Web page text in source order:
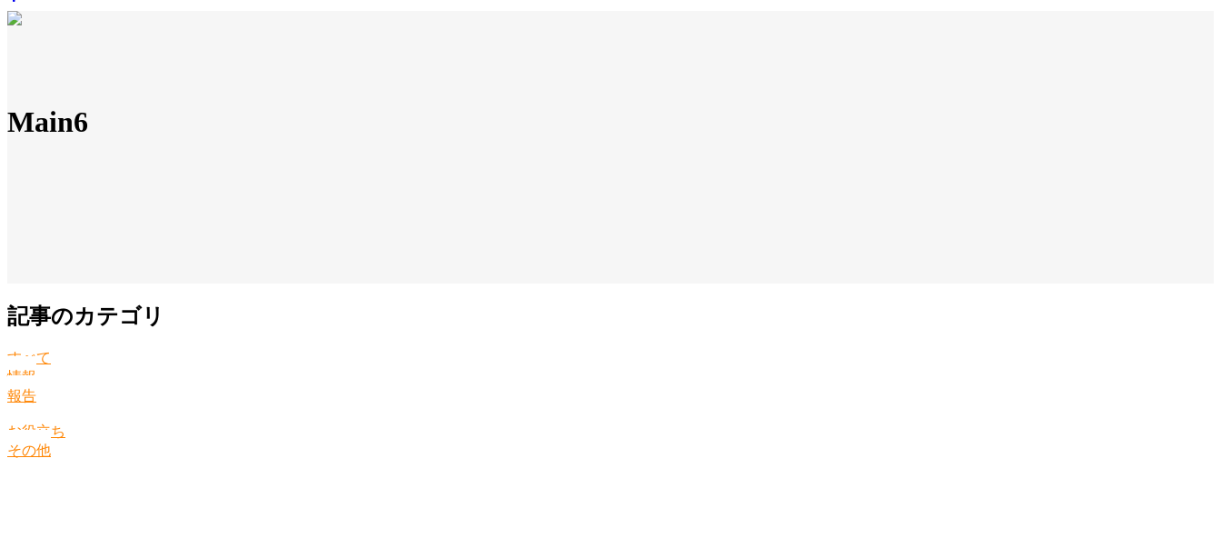
Main6
記事のカテゴリ
すべて
情報
報告
お役立ち
その他